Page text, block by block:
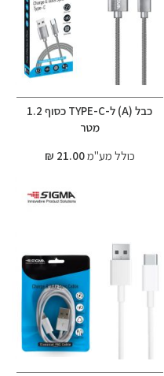
כבל (A) ל-TYPE-C כסוף 1.2
מטר
כולל מע"מ21.00 ₪